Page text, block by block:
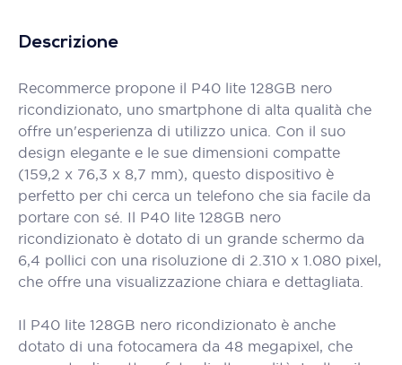
Descrizione
Recommerce propone il P40 lite 128GB nero
ricondizionato, uno smartphone di alta qualità che
offre un'esperienza di utilizzo unica. Con il suo
design elegante e le sue dimensioni compatte
(159,2 x 76,3 x 8,7 mm), questo dispositivo è
perfetto per chi cerca un telefono che sia facile da
portare con sé. Il P40 lite 128GB nero
ricondizionato è dotato di un grande schermo da
6,4 pollici con una risoluzione di 2.310 x 1.080 pixel,
che offre una visualizzazione chiara e dettagliata.
Il P40 lite 128GB nero ricondizionato è anche
dotato di una fotocamera da 48 megapixel, che